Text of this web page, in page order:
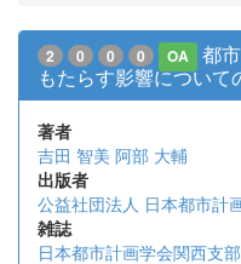
2 0 0 0 OA
都
もたらす影響について
著者
吉田 智美 阿部 大輔
出版者
公益社団法人 日本都市計
雑誌
日本都市計画学会関西支